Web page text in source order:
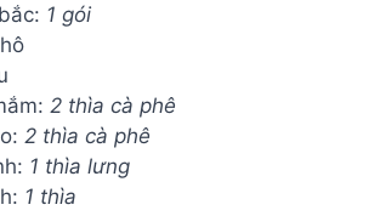
1 gói
2 thìa cà phê
2 thìa cà phê
1 thìa lưng
1 thìa